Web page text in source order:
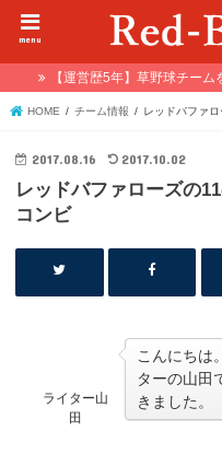
menu
【運営歴5年】草野球チー
HOME チーム情報 レッドバファ
2017.08.16 2017.10.02
レッドバファローズの
コンビ
ライター山
田
こんにちは
ターの山田
きました。